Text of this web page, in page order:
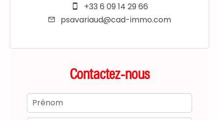
+33 6 09 14 29 66
psavariaud@cad-immo.com
Contactez-nous